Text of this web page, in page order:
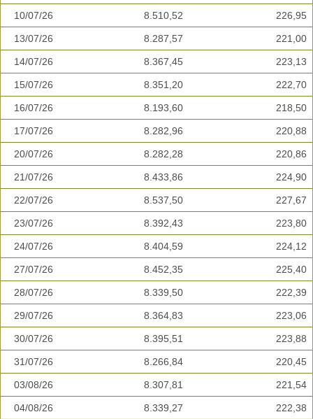
10/07/26 8.510,52 226,95
13/07/26 8.287,57 221,00
14/07/26 8.367,45 223,13
15/07/26 8.351,20 222,70
16/07/26 8.193,60 218,50
17/07/26 8.282,96 220,88
20/07/26 8.282,28 220,86
21/07/26 8.433,86 224,90
22/07/26 8.537,50 227,67
23/07/26 8.392,43 223,80
24/07/26 8.404,59 224,12
27/07/26 8.452,35 225,40
28/07/26 8.339,50 222,39
29/07/26 8.364,83 223,06
30/07/26 8.395,51 223,88
31/07/26 8.266,84 220,45
03/08/26 8.307,81 221,54
04/08/26 8.339,27 222,38